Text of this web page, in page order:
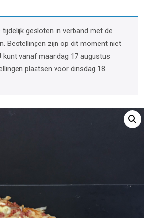
tijdelijk gesloten in verband met de
Bestellingen zijn op dit moment niet
kunt vanaf maandag 17 augustus
plaatsen voor dinsdag 18